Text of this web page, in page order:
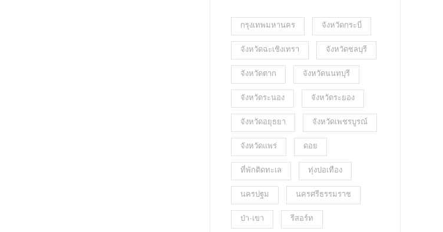
กรุงเทพมหานคร จังหวัดกระบี่
จังหวัดฉะเชิงเทรา จังหวัดชลบุรี
จังหวัดตาก จังหวัดนนทบุรี
จังหวัดระนอง จังหวัดระยอง
จังหวัดอยุธยา จังหวัดเพชรบูรณ์
จังหวัดแพร่ ดอย
ที่พักติดทะเล ทุ่งปอเทือง
นครปฐม นครศรีธรรมราช
ป่า-เขา รีสอร์ท